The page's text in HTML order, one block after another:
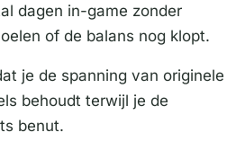
dagen in-game zonder
of de balans nog klopt.
je de spanning van originele
behoudt terwijl je de
benut.